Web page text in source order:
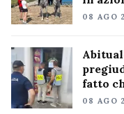
08 AGO
fatto
08 AGO